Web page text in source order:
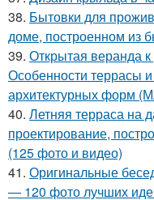
38. Бытовки для
доме, построенном из
39. Открытая веранда
Особенности террасы
архитектурных форм
40. Летняя терраса на
проектирование,
(125 фото и видео)
41. Оригинальные
— 120 фото лучших